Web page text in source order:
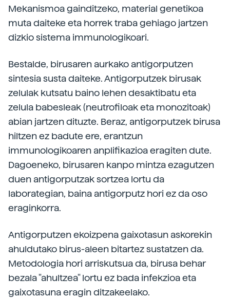
Mekanismoa gainditzeko, material genetikoa
muta daiteke eta horrek traba gehiago jartzen
dizkio sistema immunologikoari.
Bestalde, birusaren aurkako antigorputzen
sintesia susta daiteke. Antigorputzek birusak
zelulak kutsatu baino lehen desaktibatu eta
zelula babesleak (neutrofiloak eta monozitoak)
abian jartzen dituzte. Beraz, antigorputzek birusa
hiltzen ez badute ere, erantzun
immunologikoaren anplifikazioa eragiten dute.
Dagoeneko, birusaren kanpo mintza ezagutzen
duen antigorputzak sortzea lortu da
laborategian, baina antigorputz hori ez da oso
eraginkorra.
Antigorputzen ekoizpena gaixotasun askorekin
ahuldutako birus-aleen bitartez sustatzen da.
Metodologia hori arriskutsua da, birusa behar
bezala "ahultzea" lortu ez bada infekzioa eta
gaixotasuna eragin ditzakeelako.